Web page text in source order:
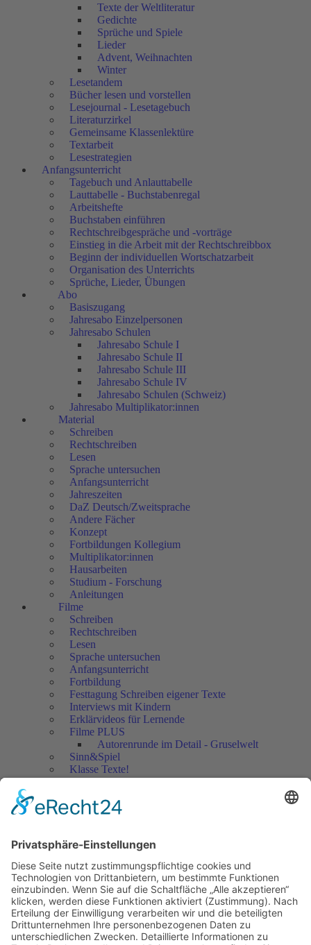
Texte der Weltliteratur
Gedichte
Sprüche und Spiele
Lieder
Advent, Weihnachten
Winter
Lesetandem
Bücher lesen und vorstellen
Lesejournal - Lesetagebuch
Literaturzirkel
Gemeinsame Klassenlektüre
Textarbeit
Lesestrategien
Anfangsunterricht
Tagebuch und Anlauttabelle
Lauttabelle - Buchstabenregal
Arbeitshefte
Buchstaben einführen
Rechtschreibgespräche und -vorträge
Einstieg in die Arbeit mit der Rechtschreibbox
Beginn der individuellen Wortschatzarbeit
Organisation des Unterrichts
Sprüche, Lieder, Übungen
Abo
Basiszugang
Jahresabo Einzelpersonen
Jahresabo Schulen
Jahresabo Schule I
Jahresabo Schule II
Jahresabo Schule III
Jahresabo Schule IV
Jahresabo Schulen (Schweiz)
Jahresabo Multiplikator:innen
Material
Schreiben
Rechtschreiben
Lesen
Sprache untersuchen
Anfangsunterricht
Jahreszeiten
DaZ Deutsch/Zweitsprache
Andere Fächer
Konzept
Fortbildungen Kollegium
Multiplikator:innen
Hausarbeiten
Studium - Forschung
Anleitungen
Filme
Schreiben
Rechtschreiben
Lesen
Sprache untersuchen
Anfangsunterricht
Fortbildung
Festtagung Schreiben eigener Texte
Interviews mit Kindern
Erklärvideos für Lernende
Filme PLUS
Autorenrunde im Detail - Gruselwelt
Sinn&Spiel
Klasse Texte!
Filmausschnitte Grundschule
Jedes Kind wertschätzen!
Artikel
Artikel 2018
Artikel 2017
Artikel 2016
Artikel 2015
Artikel 2014
Artikel 2013